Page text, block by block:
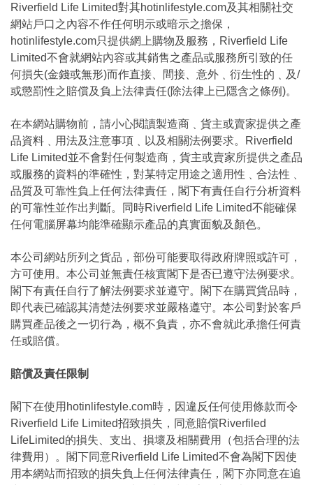
Riverfield Life Limited對其hotinlifestyle.com及其相關社交
網站戶口之內容不作任何明示或暗示之擔保，
hotinlifestyle.com只提供網上購物及服務，Riverfield Life
Limited不會就網站內容或其銷售之產品或服務所引致的任
何損失(金錢或無形)而作直接、間接、意外﹑衍生性的﹑及/
或懲罰性之賠償及負上法律責任(除法律上已隱含之條例)。
在本網站購物前，請小心閱讀製造商﹑貨主或賣家提供之產
品資料﹑用法及注意事項﹑以及相關法例要求。Riverfield
Life Limited並不會對任何製造商，貨主或賣家所提供之產品
或服務的資料的準確性，對某特定用途之適用性﹑合法性﹑
品質及可靠性負上任何法律責任，閣下有責任自行分析資料
的可靠性並作出判斷。同時Riverfield Life Limited不能確保
任何電腦屏幕均能準確顯示產品的真實面貌及顏色。
本公司網站所列之貨品，部份可能要取得政府牌照或許可，
方可使用。本公司並無責任核實閣下是否已遵守法例要求。
閣下有責任自行了解法例要求並遵守。閣下在購買貨品時，
即代表已確認其清楚法例要求並嚴格遵守。本公司對於客戶
購買產品後之一切行為，概不負責，亦不會就此承擔任何責
任或賠償。
賠償及責任限制
閣下在使用hotinlifestyle.com時，因違反任何使用條款而令
Riverfield Life Limited招致損失，同意賠償Riverfiled
LifeLimited的損失、支出、損壞及相關費用（包括合理的法
律費用）。閣下同意Riverfield Life Limited不會為閣下因使
用本網站而招致的損失負上任何法律責任，閣下亦同意在追